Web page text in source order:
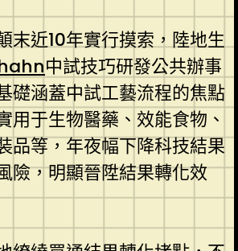
末近10年實行摸索，陸地生
中試技巧研發公共辦事
礎涵蓋中試工藝流程的焦點
用于生物醫藥、效能食物、
品等，年夜幅下降科技結果
險，明顯晉陞結果轉化效